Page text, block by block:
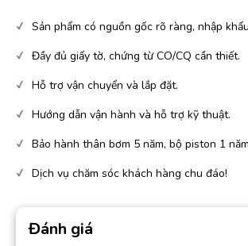
Sản phẩm có nguồn gốc rõ ràng, nhập
Đầy đủ giấy tờ, chứng từ CO/CQ cần thiết.
Hỗ trợ vận chuyển và lắp đặt.
Hướng dẫn vận hành và hỗ trợ kỹ thuật.
Bảo hành thân bơm 5 năm, bộ piston 1
Dịch vụ chăm sóc khách hàng chu đáo!
Đánh giá